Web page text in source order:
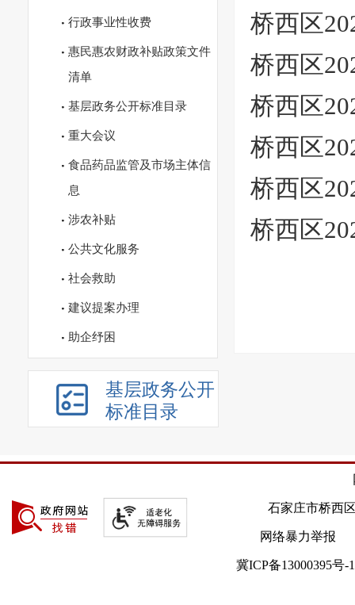
行政事业性收费
惠民惠农财政补贴政策文件
清单
基层政务公开标准目录
重大会议
食品药品监管及市场主体信
息
涉农补贴
公共文化服务
社会救助
建议提案办理
助企纾困
基层政务公开
标准目录
桥西区
桥西区
桥西区
桥西区
桥西区
桥西区